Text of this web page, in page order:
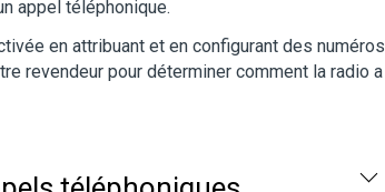
appel téléphonique.
en attribuant et en configurant des numéros
revendeur pour déterminer comment la radio a